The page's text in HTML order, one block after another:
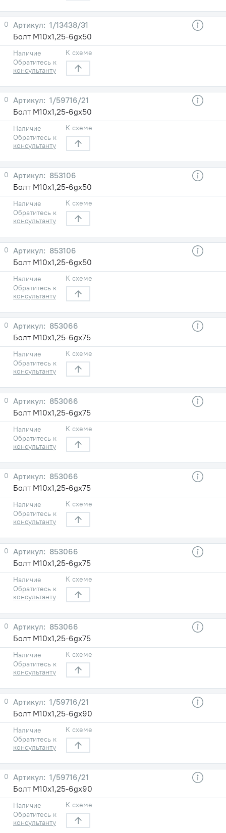
0
1/13438/31
Болт М10х1,25-6gх50
Наличие
Обратитесь к
консультанту
К схеме
0
1/59716/21
Болт М10х1,25-6gх50
Наличие
Обратитесь к
консультанту
К схеме
0
853106
Болт М10х1,25-6gх50
Наличие
Обратитесь к
консультанту
К схеме
0
853106
Болт М10х1,25-6gх50
Наличие
Обратитесь к
консультанту
К схеме
0
853066
Болт М10х1,25-6gх75
Наличие
Обратитесь к
консультанту
К схеме
0
853066
Болт М10х1,25-6gх75
Наличие
Обратитесь к
консультанту
К схеме
0
853066
Болт М10х1,25-6gх75
Наличие
Обратитесь к
консультанту
К схеме
0
853066
Болт М10х1,25-6gх75
Наличие
Обратитесь к
консультанту
К схеме
0
853066
Болт М10х1,25-6gх75
Наличие
Обратитесь к
консультанту
К схеме
0
1/59716/21
Болт М10х1,25-6gх90
Наличие
Обратитесь к
консультанту
К схеме
0
1/59716/21
Болт М10х1,25-6gх90
Наличие
Обратитесь к
консультанту
К схеме